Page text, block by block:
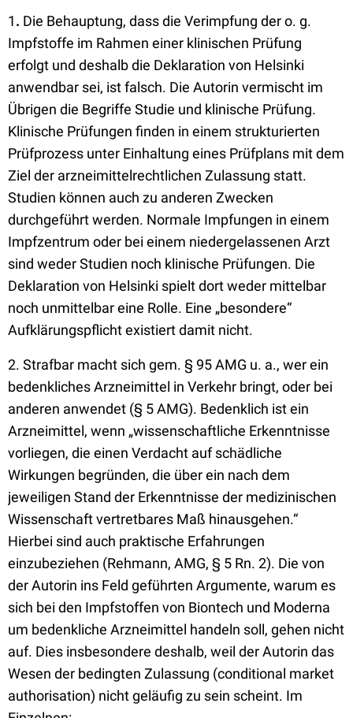
1. Die Behauptung, dass die Verimpfung der o. g.
Impfstoffe im Rahmen einer klinischen Prüfung
erfolgt und deshalb die Deklaration von Helsinki
anwendbar sei, ist falsch. Die Autorin vermischt im
Übrigen die Begriffe Studie und klinische Prüfung.
Klinische Prüfungen finden in einem strukturierten
Prüfprozess unter Einhaltung eines Prüfplans mit dem
Ziel der arzneimittelrechtlichen Zulassung statt.
Studien können auch zu anderen Zwecken
durchgeführt werden. Normale Impfungen in einem
Impfzentrum oder bei einem niedergelassenen Arzt
sind weder Studien noch klinische Prüfungen. Die
Deklaration von Helsinki spielt dort weder mittelbar
noch unmittelbar eine Rolle. Eine „besondere“
Aufklärungspflicht existiert damit nicht.
2. Strafbar macht sich gem. § 95 AMG u. a., wer ein
bedenkliches Arzneimittel in Verkehr bringt, oder bei
anderen anwendet (§ 5 AMG). Bedenklich ist ein
Arzneimittel, wenn „wissenschaftliche Erkenntnisse
vorliegen, die einen Verdacht auf schädliche
Wirkungen begründen, die über ein nach dem
jeweiligen Stand der Erkenntnisse der medizinischen
Wissenschaft vertretbares Maß hinausgehen.“
Hierbei sind auch praktische Erfahrungen
einzubeziehen (Rehmann, AMG, § 5 Rn. 2). Die von
der Autorin ins Feld geführten Argumente, warum es
sich bei den Impfstoffen von Biontech und Moderna
um bedenkliche Arzneimittel handeln soll, gehen nicht
auf. Dies insbesondere deshalb, weil der Autorin das
Wesen der bedingten Zulassung (conditional market
authorisation) nicht geläufig zu sein scheint. Im